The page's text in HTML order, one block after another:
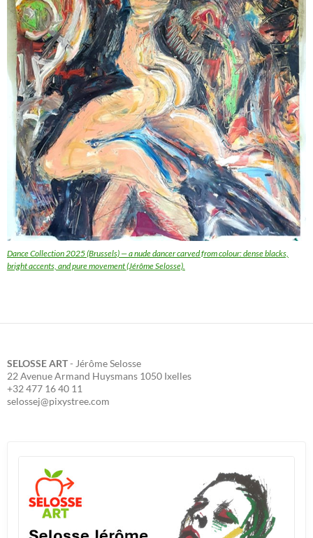
Dance Collection 2025 (Brussels) — a nude dancer carved from colour: dense blacks,
bright accents, and pure movement (Jérôme Selosse).
SELOSSE ART- Jérôme Selosse
22 Avenue Armand Huysmans 1050 Ixelles
+32 477 16 40 11
selossej@pixystree.com